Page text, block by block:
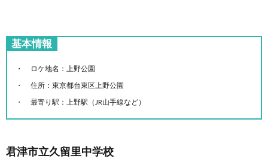
基本情報
ロケ地名：上野公園
住所：東京都台東区上野公園
最寄り駅：上野駅（JR山手線など）
君津市立久留里中学校